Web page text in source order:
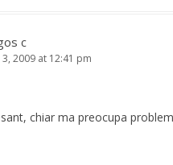
c
2009 at 12:41 pm
chiar ma preocupa